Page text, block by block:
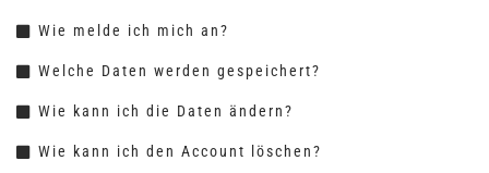
Wie melde ich mich an?
Welche Daten werden gespeichert?
Wie kann ich die Daten ändern?
Wie kann ich den Account löschen?